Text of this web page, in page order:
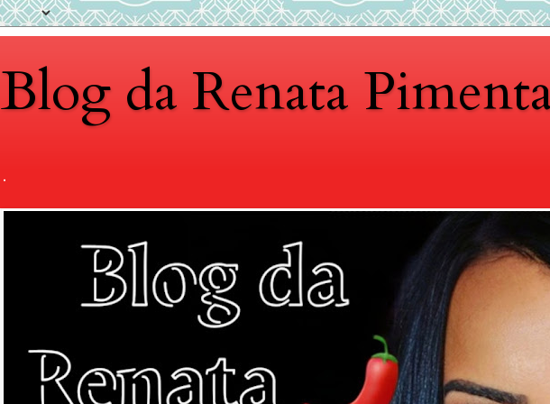
Blog da Renata
.